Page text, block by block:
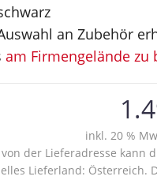
an Zubehör
am Firmengelände zu
inkl. 20 %
der Lieferadresse kann
Lieferland: Österreich.